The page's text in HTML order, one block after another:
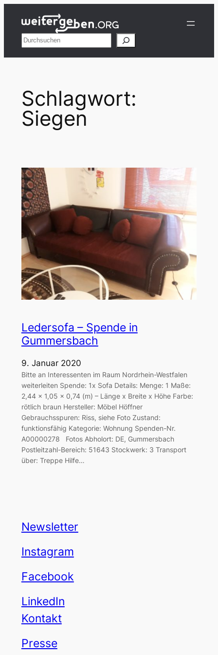
Inhalt
springenSuchen
Schlagwort:
Siegen
Ledersofa – Spende in
Gummersbach
9. Januar 2020
Bitte an Interessenten im Raum Nordrhein-Westfalen
weiterleiten Spende: 1x Sofa Details: Menge: 1 Maße:
2,44 x 1,05 x 0,74 (m) – Länge x Breite x Höhe Farbe:
rötlich braun Hersteller: Möbel Höffner
Gebrauchsspuren: Riss, siehe Foto Zustand:
funktionsfähig Kategorie: Wohnung Spenden-Nr.
A00000278 Fotos Abholort: DE, Gummersbach
Postleitzahl-Bereich: 51643 Stockwerk: 3 Transport
über: Treppe Hilfe…
Newsletter
Instagram
Facebook
LinkedIn
Kontakt
Presse